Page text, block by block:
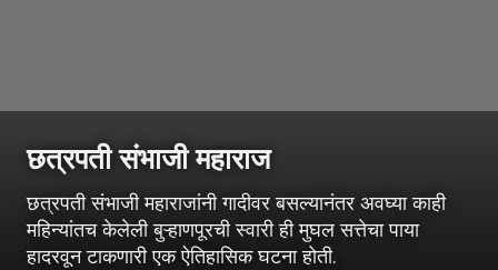
छत्रपती संभाजी महाराज
छत्रपती संभाजी महाराजांनी गादीवर बसल्यानंतर अवघ्या काही
महिन्यांतच केलेली बुऱ्हाणपूरची स्वारी ही मुघल सत्तेचा पाया
हादरवून टाकणारी एक ऐतिहासिक घटना होती.